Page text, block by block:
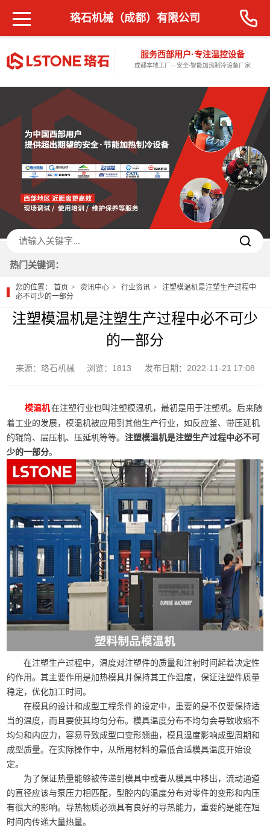
服务西部用户·专注温控设备
成都本地工厂—安全·智能加热制冷设备厂家
珞石机械（成都）有限公司
热门关键词：
您的位置：首页 资讯中心 行业资讯
注塑模温机是注塑生产过程中
必不可少的一部分
注塑模温机是注塑生产过程中必不可少
的一部分
来源：珞石机械 浏览：1813 发布日期：2022-11-21 17:08
模温机在注塑行业也叫注塑模温机，最初是用于注塑机。后来随
着工业的发展，模温机被应用到其他生产行业，如反应釜、带压延机
的辊筒、层压机、压延机等等。注塑模温机是注塑生产过程中必不可
少的一部分。
在注塑生产过程中，温度对注塑件的质量和注射时间起着决定性
的作用。其主要作用是加热模具并保持其工作温度，保证注塑件质量
稳定，优化加工时间。
在模具的设计和成型工程条件的设定中，重要的是不仅要保持适
当的温度，而且要使其均匀分布。模具温度分布不均匀会导致收缩不
均匀和内应力，容易导致成型口变形翘曲，模具温度影响成型周期和
成型质量。在实际操作中，从所用材料的最低合适模具温度开始设
定。
为了保证热量能够被传递到模具中或者从模具中移出，流动通道
的直径应该与泵压力相匹配，型腔内的温度分布对零件的变形和内压
有很大的影响。导热物质必须具有良好的导热能力，重要的是能在短
时间内传递大量热量。